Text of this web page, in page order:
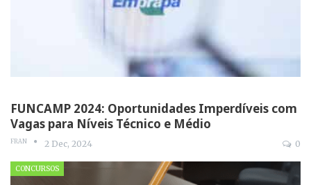
FUNCAMP 2024: Oportunidades Imperdíveis com
Vagas para Níveis Técnico e Médio
FRAN 2 Dec, 2024 0
CONCURSOS